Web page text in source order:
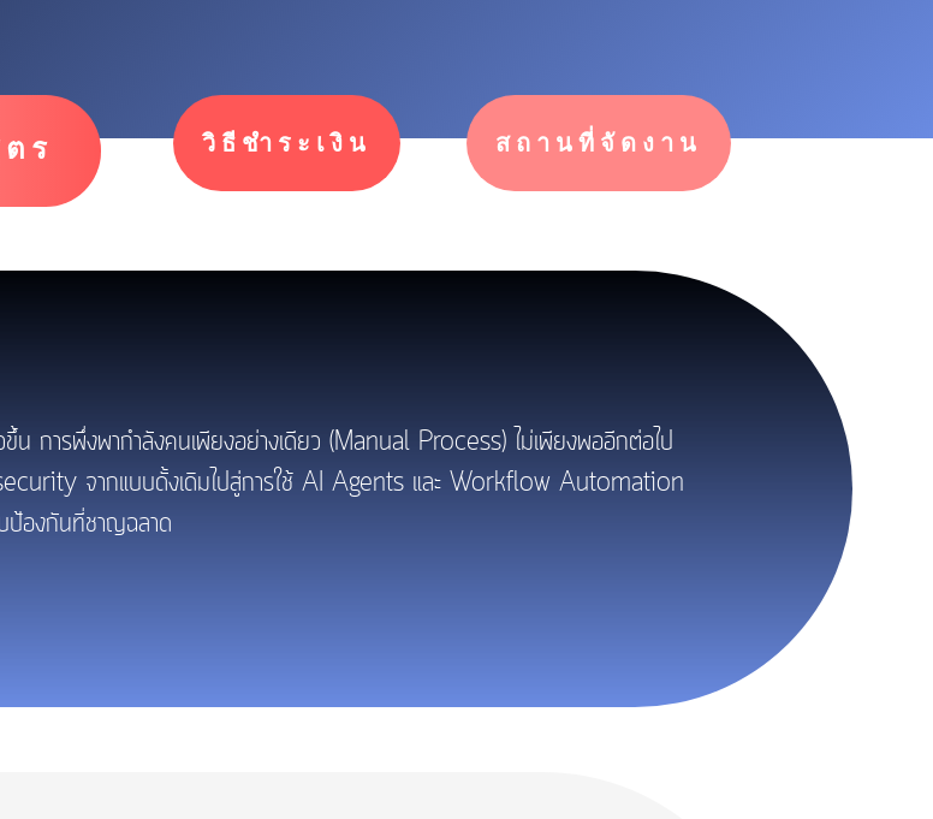
ร วิธีชำระเงิน สถานที่จัดงาน
ารพึ่งพากำลังคนเพียงอย่างเดียว (Manual Process) ไม่เพียงพออีกต่อไป
จากแบบดั้งเดิมไปสู่การใช้ AI Agents และ Workflow Automation
บป้องกันที่ชาญฉลาด